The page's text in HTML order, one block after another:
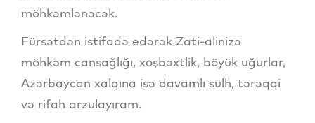
möhkəmlənəcək.
Fürsətdən istifadə edərək Zati-alinizə
möhkəm cansağlığı, xoşbəxtlik, böyük uğurlar,
Azərbaycan xalqına isə davamlı sülh, tərəqqi
və rifah arzulayıram.